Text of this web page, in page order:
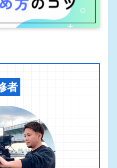
者